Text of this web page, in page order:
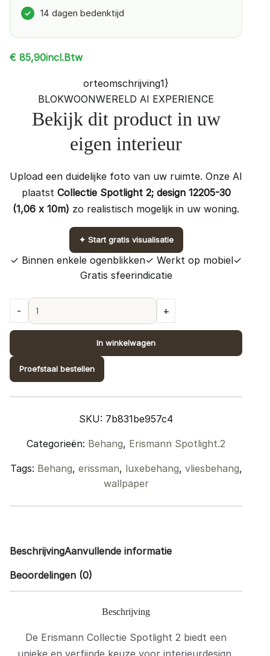
✓ 14 dagen bedenktijd
€ 85,90incl.Btw
orteomschrijving1}
BLOKWOONWERELD AI EXPERIENCE
Bekijk dit product in uw
eigen interieur
Upload een duidelijke foto van uw ruimte. Onze AI
plaatst Collectie Spotlight 2; design 12205-30
(1,06 x 10m) zo realistisch mogelijk in uw woning.
✦ Start gratis visualisatie
✓ Binnen enkele ogenblikken✓ Werkt op mobiel✓
Gratis sfeerindicatie
design
12205-
30
(1,06
10m)
quantity
- +
In winkelwagen
Proefstaal bestellen
SKU: 7b831be957c4
Categorieën: Behang, Erismann Spotlight.2
Tags: Behang, erissman, luxebehang, vliesbehang,
wallpaper
BeschrijvingAanvullende informatie
Beoordelingen (0)
Beschrijving
De Erismann Collectie Spotlight 2 biedt een